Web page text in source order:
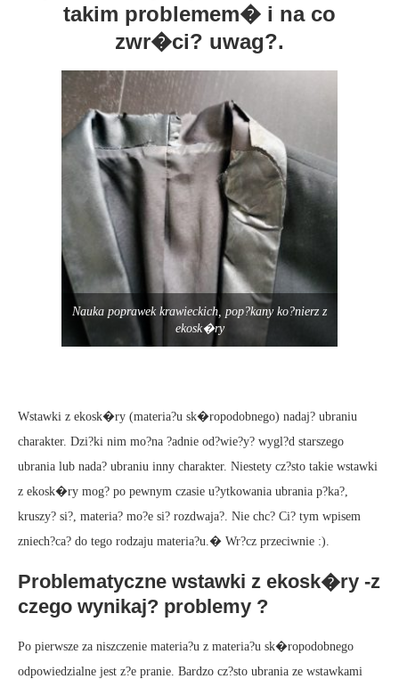
takim problemem� i na co
zwr�ci? uwag?.
Nauka poprawek krawieckich, pop?kany ko?nierz z
ekosk�ry
Wstawki z ekosk�ry (materia?u sk�ropodobnego) nadaj? ubraniu
charakter. Dzi?ki nim mo?na ?adnie od?wie?y? wygl?d starszego
ubrania lub nada? ubraniu inny charakter. Niestety cz?sto takie wstawki
z ekosk�ry mog? po pewnym czasie u?ytkowania ubrania p?ka?,
kruszy? si?, materia? mo?e si? rozdwaja?. Nie chc? Ci? tym wpisem
zniech?ca? do tego rodzaju materia?u.� Wr?cz przeciwnie :).
Problematyczne wstawki z ekosk�ry -z
czego wynikaj? problemy ?
Po pierwsze za niszczenie materia?u z materia?u sk�ropodobnego
odpowiedzialne jest z?e pranie. Bardzo cz?sto ubrania ze wstawkami